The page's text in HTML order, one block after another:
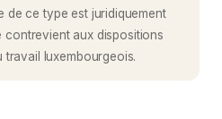
de ce type est juridiquement
contrevient aux dispositions
luxembourgeois.